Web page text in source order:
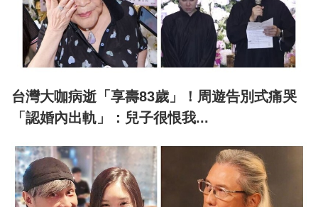
台灣大咖病逝「享壽83歲」！周遊告別式痛哭
「認婚內出軌」：兒子很恨我...